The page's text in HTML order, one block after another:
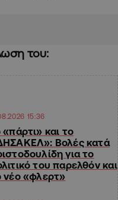
του:
15:36
«πάρτι» και το
Βολές κατά
για το
του παρελθόν και
νέο «φλερτ»